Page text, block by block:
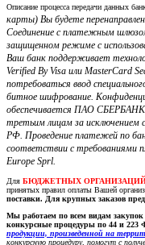
Описание процесса передачи данных
карты) Вы будете
Соединение с платежным
защищенном режиме с
Ваш банк поддерживает
Verified By Visa или MasterCard
потребоваться ввод
битное шифрование.
обеспечивается ПАО СБЕРБАНК.
третьим лицам за исключением
РФ. Проведение платежей по
соответствии с требованиями
Europe Sprl.
Для БЮДЖЕТНЫХ
принятых правил оплаты Вашей
поставки. Для крупных заказов
Мы работаем по всем видам
конкурсные процедуры по 44 и 223
продукции, произведенной на
конкурсную процедуру, помогут с